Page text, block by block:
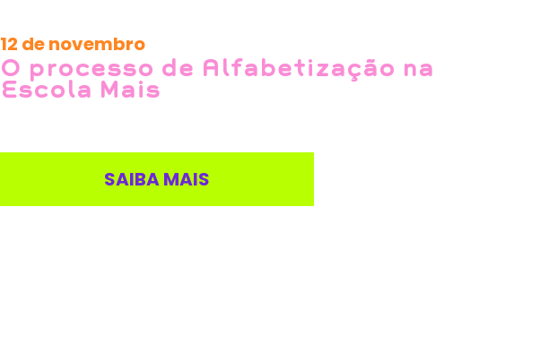
12 de novembro
O processo de Alfabetização na
Escola Mais
SAIBA MAIS